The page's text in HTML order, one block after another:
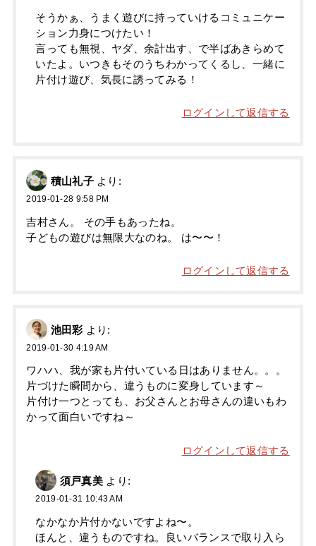
そうかぁ、うまく遊びに持っていけるコミュニケー
ション力身につけたい！
言っても無視、ヤダ、余計出す、で半ばあきらめて
いたよ。いつきもそのうちわかってくるし、一緒に
片付け遊び、気長に誘ってみる！
ログインして返信する
積山礼子 より:
2019-01-28 9:58 PM
吉村さん。 その手もあったね。
子どもの遊びは無限大なのね。 は〜〜！
ログインして返信する
池田彩 より:
2019-01-30 4:19 AM
ワハハ、我が家も片付いている日はありません。。。
片づけた瞬間から、違うものに変身しています～
片付け一つとっても、お父さんとお母さんの違いもわ
かって面白いですね～
ログインして返信する
須戸真美 より:
2019-01-31 10:43 AM
なかなか片付かないですよね〜。
ほんと、違うものですね。良いバランスで取り入ら